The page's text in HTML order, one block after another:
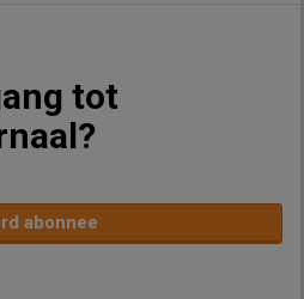
tot
abonnee